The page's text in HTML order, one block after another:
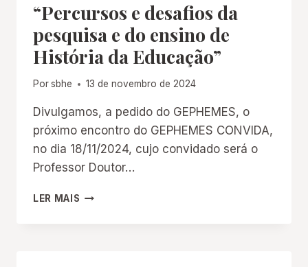
“Percursos e desafios da
pesquisa e do ensino de
História da Educação”
Porsbhe 13 de novembro de 2024
Divulgamos, a pedido do GEPHEMES, o
próximo encontro do GEPHEMES CONVIDA,
no dia 18/11/2024, cujo convidado será o
Professor Doutor…
LER MAIS GEPHEMES